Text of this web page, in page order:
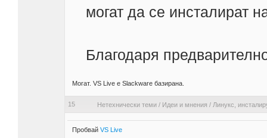
могат да се инсталират
Благодаря
Могат. VS Live е Slackware базирана.
15 Нетехнически теми/ Идеи и мнения / Линукс,
Пробвай VS Live